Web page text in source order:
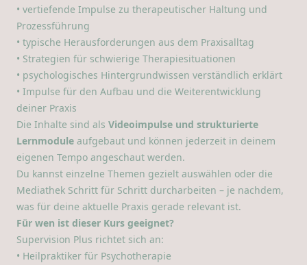
• vertiefende Impulse zu therapeutischer Haltung und
Prozessführung
• typische Herausforderungen aus dem Praxisalltag
• Strategien für schwierige Therapiesituationen
• psychologisches Hintergrundwissen verständlich erklärt
• Impulse für den Aufbau und die Weiterentwicklung
deiner Praxis
Die Inhalte sind als Videoimpulse und strukturierte
Lernmodule aufgebaut und können jederzeit in deinem
eigenen Tempo angeschaut werden.
Du kannst einzelne Themen gezielt auswählen oder die
Mediathek Schritt für Schritt durcharbeiten – je nachdem,
was für deine aktuelle Praxis gerade relevant ist.
Für wen ist dieser Kurs geeignet?
Supervision Plus richtet sich an:
• Heilpraktiker für Psychotherapie